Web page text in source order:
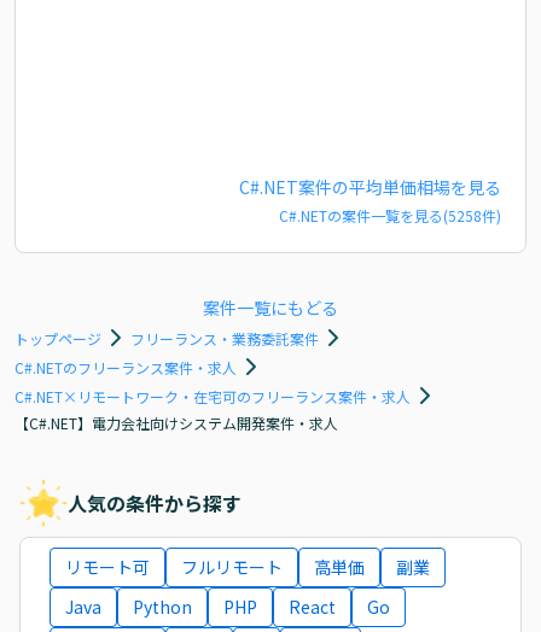
C#.NET案件の平均単価相場を見る
C#.NETの案件一覧を見る(5258件)
案件一覧にもどる
トップページ
フリーランス・業務委託案件
C#.NETのフリーランス案件・求人
C#.NET×リモートワーク・在宅可のフリーランス案件・求人
【C#.NET】電力会社向けシステム開発案件・求人
人気の条件から探す
リモート可 フルリモート 高単価
副業
Java
Python PHP React
Go